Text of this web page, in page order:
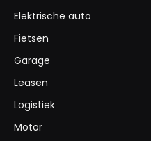
Elektrische auto
Fietsen
Garage
Leasen
Logistiek
Motor